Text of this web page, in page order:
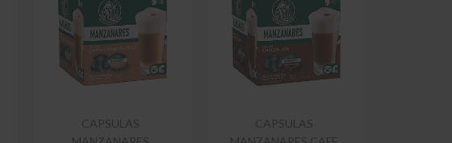
CAPSULAS
CAPSULAS